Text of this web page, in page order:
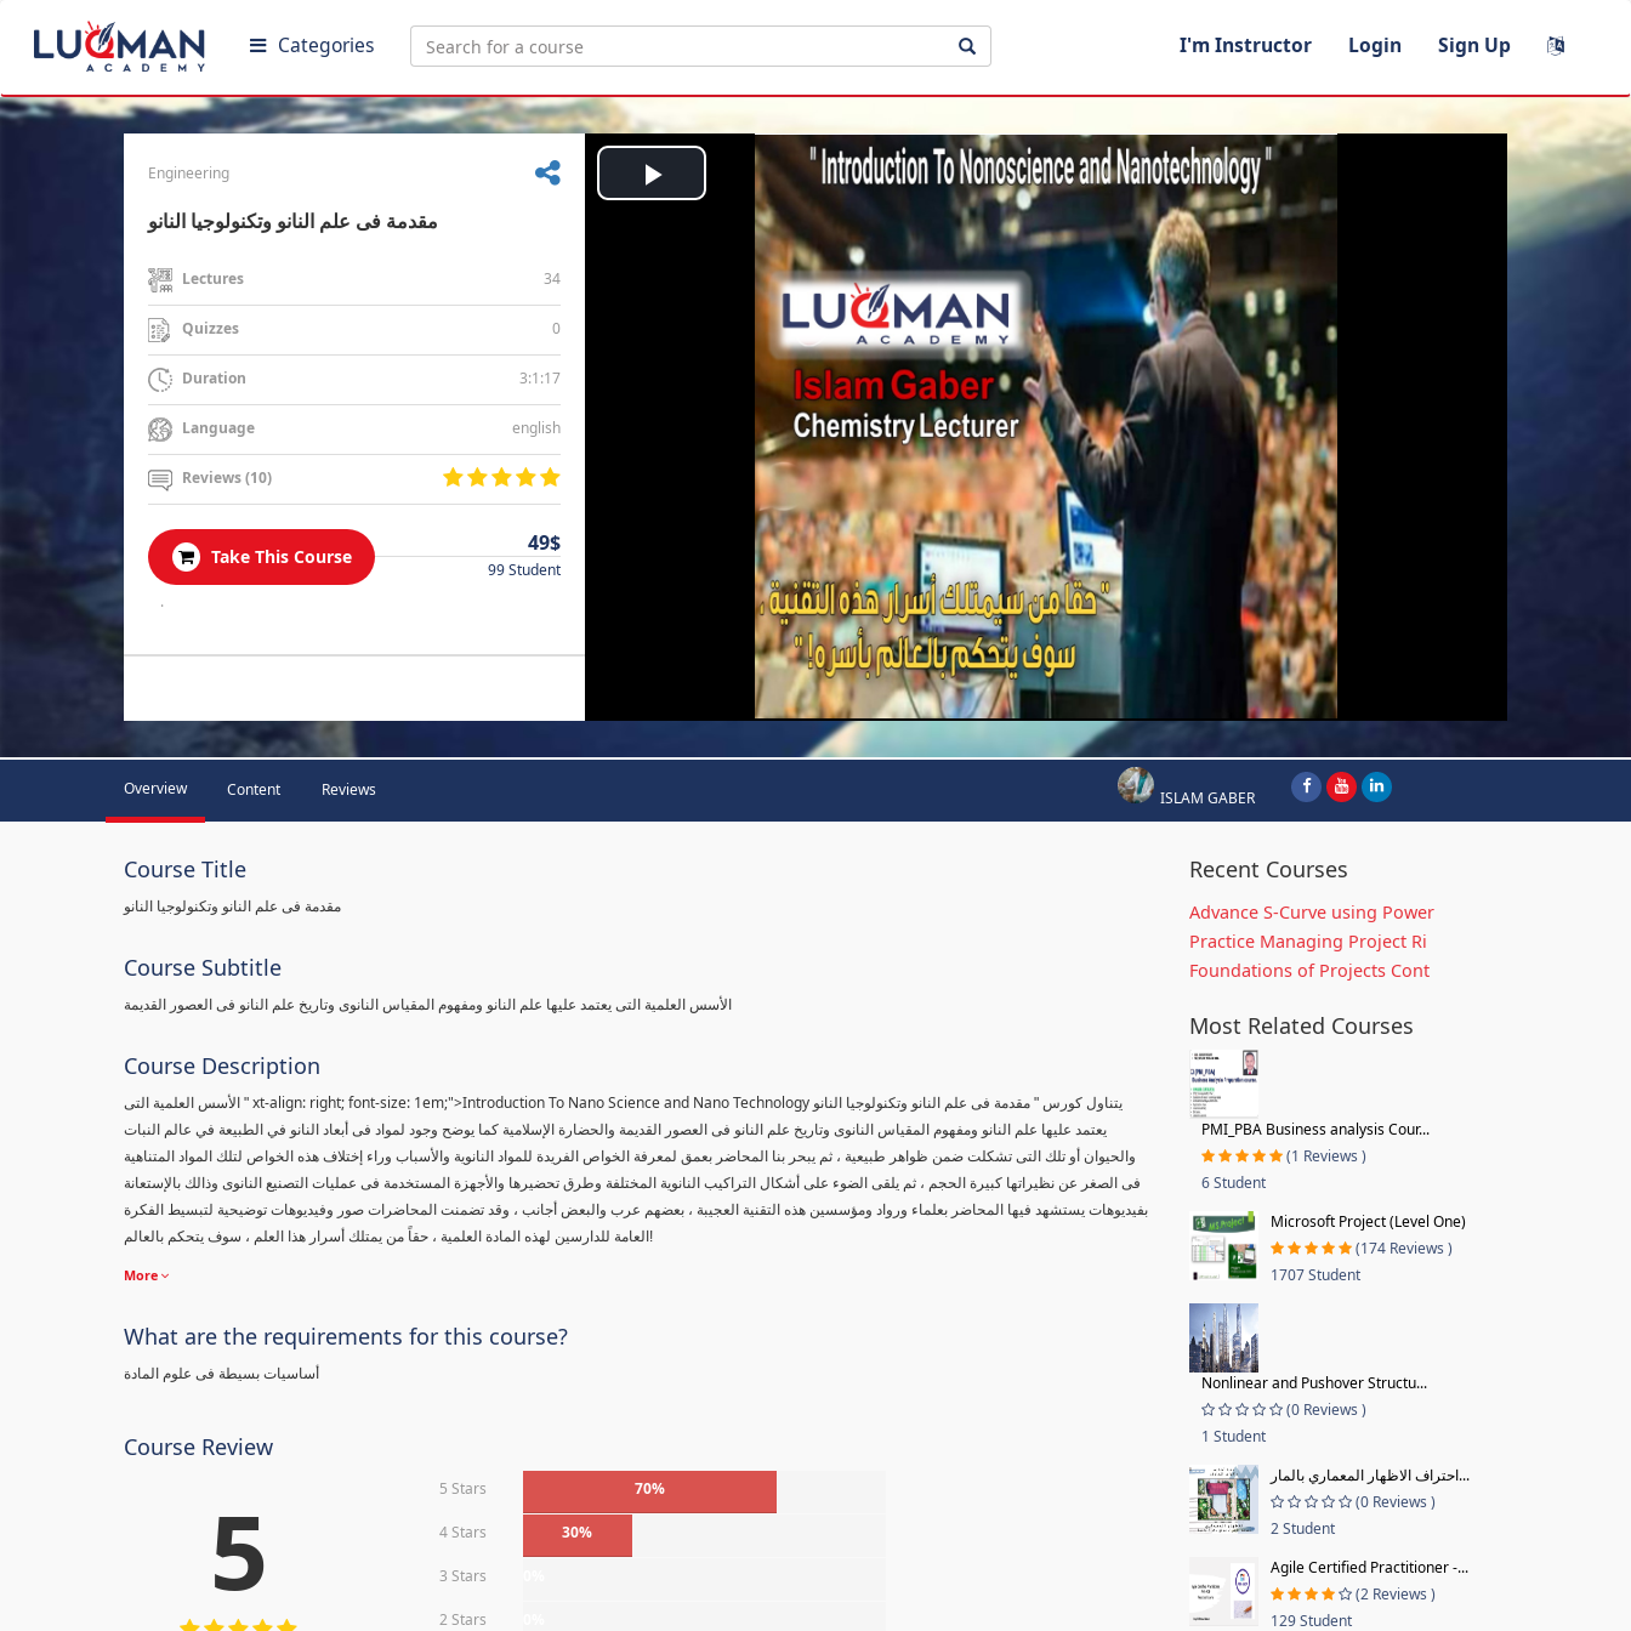
Categories I'm Instructor Login Sign Up
Engineering
مقدمة فى علم النانو وتكنولوجيا النانو
Lectures 34
Quizzes 0
Duration 3:1:17
Language english
Reviews (10)
Take This Course
49$
99 Student
.
Play
Overview Content Reviews ISLAM GABER
Course Title
مقدمة فى علم النانو وتكنولوجيا النانو
Course Subtitle
الأسس العلمية التى يعتمد عليها علم النانو ومفهوم المقياس النانوى وتاريخ علم النانو فى العصور القديمة
Course Description
يتناول كورس " مقدمة فى علم النانو وتكنولوجيا النانو xt-align: right; font-size: 1em;">Introduction To Nano Science and Nano Technology " الأسس العلمية التى
يعتمد عليها علم النانو ومفهوم المقياس النانوى وتاريخ علم النانو فى العصور القديمة والحضارة الإسلامية كما يوضح وجود لمواد فى أبعاد النانو في الطبيعة في عالم النبات
والحيوان أو تلك التى تشكلت ضمن ظواهر طبيعية ، ثم يبحر بنا المحاضر بعمق لمعرفة الخواص الفريدة للمواد النانوية والأسباب وراء إختلاف هذه الخواص لتلك المواد المتناهية
فى الصغر عن نظيراتها كبيرة الحجم ، ثم يلقى الضوء على أشكال التراكيب النانوية المختلفة وطرق تحضيرها والأجهزة المستخدمة فى عمليات التصنيع النانوى وذالك بالإستعانة
بفيديوهات يستشهد فيها المحاضر بعلماء ورواد ومؤسسين هذه التقنية العجيبة ، بعضهم عرب والبعض أجانب ، وقد تضمنت المحاضرات صور وفيديوهات توضيحية لتبسيط الفكرة
العامة للدارسين لهذه المادة العلمية ، حقاً من يمتلك أسرار هذا العلم ، سوف يتحكم بالعالم!
More
What are the requirements for this course?
أساسيات بسيطة فى علوم المادة
Course Review
5 5 Stars 70%
4 Stars 30%
3 Stars
2 Stars
Recent Courses
Advance S-Curve using Power
Practice Managing Project Ri
Foundations of Projects Cont
Most Related Courses
PMI_PBA Business analysis Cour...
(1 Reviews )
6 Student
Microsoft Project (Level One)
(174 Reviews )
1707 Student
Nonlinear and Pushover Structu...
(0 Reviews )
1 Student
احتراف الاظهار المعماري بالمار...
(0 Reviews )
2 Student
Agile Certified Practitioner -...
(2 Reviews )
129 Student